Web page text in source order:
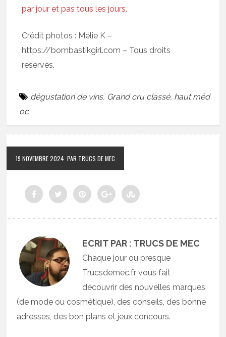
par jour et pas tous les jours.
Crédit photos : Mélie K –
https://bombastikgirl.com – Tous droits
réservés.
dégustation de vins, Grand cru classé, haut méd
oc
19 NOVEMBRE 2024 PAR TRUCS DE MEC
ECRIT PAR : TRUCS DE MEC
Chaque jour ou presque
Trucsdemec.fr vous fait
découvrir des nouvelles marques
(de mode ou cosmétique), des conseils, des bonne
adresses, des bon plans et jeux concours.